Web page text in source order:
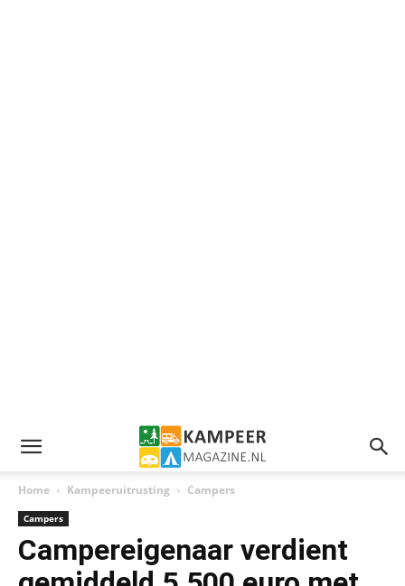
Home Kampeeruitrusting Campers
Campers
Campereigenaar verdient